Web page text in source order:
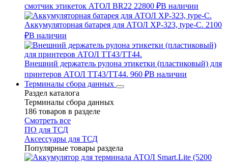
смотчик этикеток АТОЛ BR22 22800 ₽В наличии
Аккумуляторная батарея для АТОЛ XP-323, type-C. 2100
₽В наличии
Внешний держатель рулона этикетки (пластиковый) для
принтеров АТОЛ TT43/TT44. 960 ₽В наличии
Терминалы сбора данных
Раздел каталога
Терминалы сбора данных
186 товаров в разделе
Смотреть все
ПО для ТСД
Аксессуары для ТСД
Популярные товары раздела